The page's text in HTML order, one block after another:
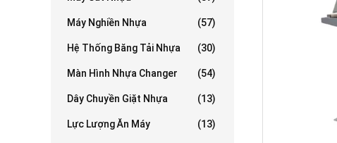
Máy Nghiền Nhựa (57)
Hệ Thống Băng Tải Nhựa (30)
Màn Hình Nhựa Changer (54)
Dây Chuyền Giặt Nhựa (13)
Lực Lượng Ăn Máy (13)